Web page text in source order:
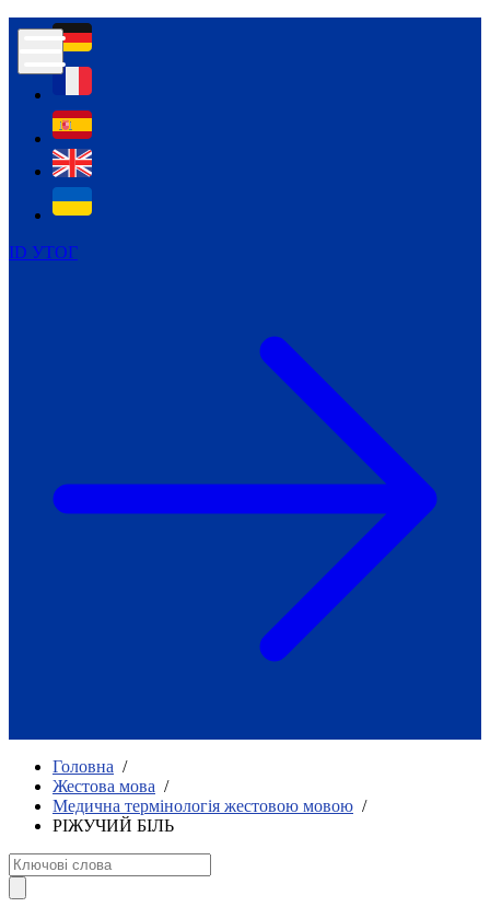
ID УТОГ
Контур психологічної безпеки глухих
Всеукраїнський пісенний
челендж «Україно, ти є!»
Молодіжний челендж «Жестова
мова для мене – це…»
Репортажі спеціальних та
інклюзивних начальних закладів
України
Як приклад стійкості спільноти
Говоримо коротко про наболіле
Міжнародний тиждень глухих людей
Всеукраїнський челендж «Молодь
співає»
жестову мову.
УТОГ»: прийом заявок 2023
Флешмоб «Історії успіхів, які надихають»
Переклад жестовою мовою
Діяльність УТОГ
Головна /
Жестова мова /
Медична термінологія жестовою мовою /
РІЖУЧИЙ БІЛЬ